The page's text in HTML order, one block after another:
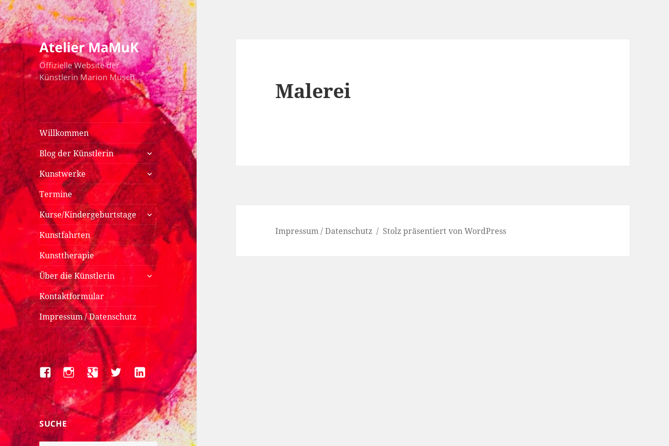
Atelier MaMuK
Offizielle Website der
Künstlerin Marion Musch
Willkommen
Blog der Künstlerin
untermenü
anzeigen
Kunstwerke
untermenü
anzeigen
Termine
Kurse/Kindergeburtstage
untermenü
anzeigen
Kunstfahrten
Kunsttherapie
Über die Künstlerin
untermenü
anzeigen
Kontaktformular
Impressum / Datenschutz
FacebookInstagram
Google+TwitterLinkedIn
SUCHE
Malerei
Impressum / Datenschutz Stolz präsentiert von WordPress